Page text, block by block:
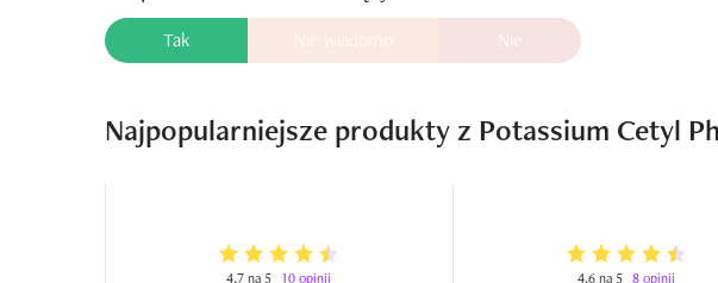
Tak Nie wiadomo Nie
Najpopularniejsze produkty z Potassium Cetyl
4,7 na 5 10 opinii 4,6 na 5 8 opinii